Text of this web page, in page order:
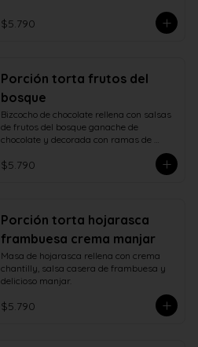
$5.790
Porción torta frutos del
bosque
Bizcocho de chocolate rellena con salsas
de frutos del bosque ganache de
chocolate y decorada con ramas de
$5.790
Porción torta hojarasca
frambuesa crema manjar
Masa de hojarasca rellena con crema
chantilly, salsa casera de frambuesa y
delicioso manjar.
$5.790